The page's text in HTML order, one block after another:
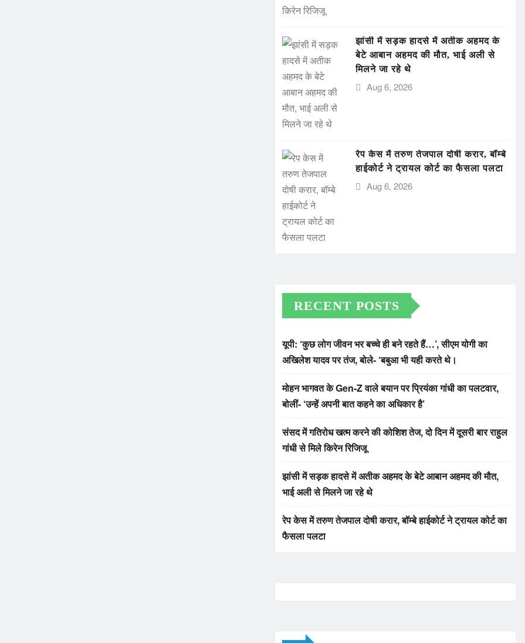
झांसी में सड़क हादसे में अतीक अहमद के
बेटे आबान अहमद की मौत, भाई अली से
मिलने जा रहे थे
Aug 6, 2026
रेप केस में तरुण तेजपाल दोषी करार, बॉम्बे
हाईकोर्ट ने ट्रायल कोर्ट का फैसला पलटा
Aug 6, 2026
RECENT POSTS
यूपी: ‘कुछ लोग जीवन भर बच्चे ही बने रहते हैं…’, सीएम योगी का
अखिलेश यादव पर तंज, बोले- ‘बबुआ भी यही करते थे।
मोहन भागवत के Gen-Z वाले बयान पर प्रियंका गांधी का पलटवार,
बोलीं- ‘उन्हें अपनी बात कहने का अधिकार है’
संसद में गतिरोध खत्म करने की कोशिश तेज, दो दिन में दूसरी बार राहुल
गांधी से मिले किरेन रिजिजू
झांसी में सड़क हादसे में अतीक अहमद के बेटे आबान अहमद की मौत,
भाई अली से मिलने जा रहे थे
रेप केस में तरुण तेजपाल दोषी करार, बॉम्बे हाईकोर्ट ने ट्रायल कोर्ट का
फैसला पलटा